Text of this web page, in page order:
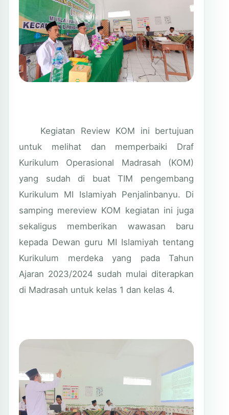
Kegiatan Review KOM ini bertujuan
untuk melihat dan memperbaiki Draf
Kurikulum Operasional Madrasah (KOM)
yang sudah di buat TIM pengembang
Kurikulum MI Islamiyah Penjalinbanyu. Di
samping mereview KOM kegiatan ini juga
sekaligus memberikan wawasan baru
kepada Dewan guru MI Islamiyah tentang
Kurikulum merdeka yang pada Tahun
Ajaran 2023/2024 sudah mulai diterapkan
di Madrasah untuk kelas 1 dan kelas 4.